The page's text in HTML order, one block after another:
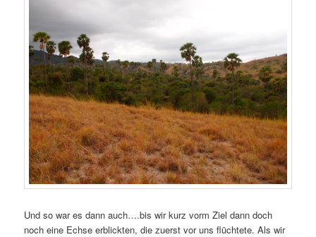
Und so war es dann auch….bis wir kurz vorm Ziel dann doch
noch eine Echse erblickten, die zuerst vor uns flüchtete. Als wir